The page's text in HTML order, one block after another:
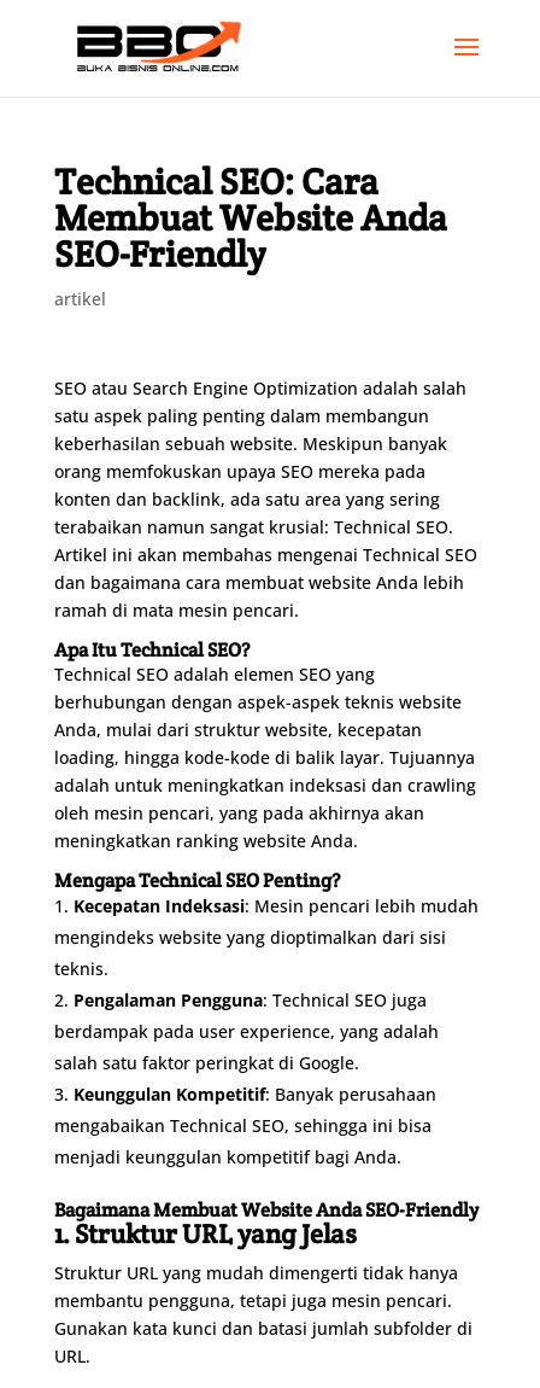
Technical SEO: Cara
Membuat Website Anda
SEO-Friendly
artikel
SEO atau Search Engine Optimization adalah salah
satu aspek paling penting dalam membangun
keberhasilan sebuah website. Meskipun banyak
orang memfokuskan upaya SEO mereka pada
konten dan backlink, ada satu area yang sering
terabaikan namun sangat krusial: Technical SEO.
Artikel ini akan membahas mengenai Technical SEO
dan bagaimana cara membuat website Anda lebih
ramah di mata mesin pencari.
Apa Itu Technical SEO?
Technical SEO adalah elemen SEO yang
berhubungan dengan aspek-aspek teknis website
Anda, mulai dari struktur website, kecepatan
loading, hingga kode-kode di balik layar. Tujuannya
adalah untuk meningkatkan indeksasi dan crawling
oleh mesin pencari, yang pada akhirnya akan
meningkatkan ranking website Anda.
Mengapa Technical SEO Penting?
Kecepatan Indeksasi: Mesin pencari lebih mudah
mengindeks website yang dioptimalkan dari sisi
teknis.
Pengalaman Pengguna: Technical SEO juga
berdampak pada user experience, yang adalah
salah satu faktor peringkat di Google.
Keunggulan Kompetitif: Banyak perusahaan
mengabaikan Technical SEO, sehingga ini bisa
menjadi keunggulan kompetitif bagi Anda.
Bagaimana Membuat Website Anda SEO-Friendly
1. Struktur URL yang Jelas
Struktur URL yang mudah dimengerti tidak hanya
membantu pengguna, tetapi juga mesin pencari.
Gunakan kata kunci dan batasi jumlah subfolder di
URL.